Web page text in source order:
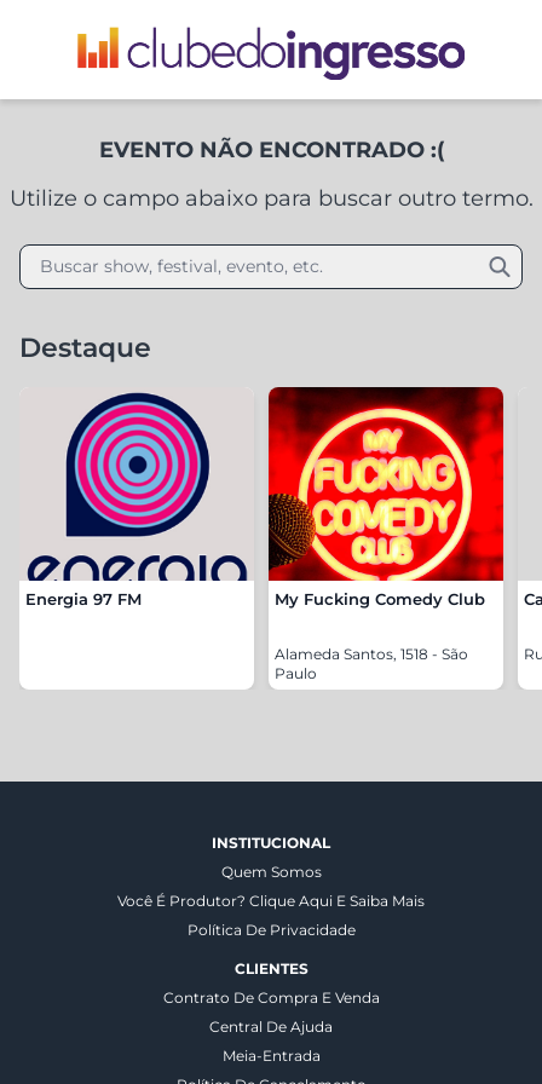
EVENTO NÃO ENCONTRADO :(
Utilize o campo abaixo para buscar outro termo.
Buscar show, festival, evento, etc.
Destaque
Energia 97 FM My Fucking Comedy Club
Alameda Santos, 1518 - São
Paulo
INSTITUCIONAL
Quem Somos
Você É Produtor? Clique Aqui E Saiba Mais
Política De Privacidade
CLIENTES
Contrato De Compra E Venda
Central De Ajuda
Meia-Entrada